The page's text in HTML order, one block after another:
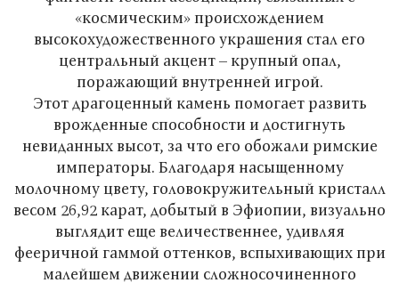
«космическим» происхождением
высокохудожественного украшения стал его
центральный акцент – крупный опал,
поражающий внутренней игрой.
Этот драгоценный камень помогает развить
врожденные способности и достигнуть
невиданных высот, за что его обожали римские
императоры. Благодаря насыщенному
молочному цвету, головокружительный кристалл
весом 26,92 карат, добытый в Эфиопии, визуально
выглядит еще величественнее, удивляя
фееричной гаммой оттенков, вспыхивающих при
малейшем движении сложносочиненного